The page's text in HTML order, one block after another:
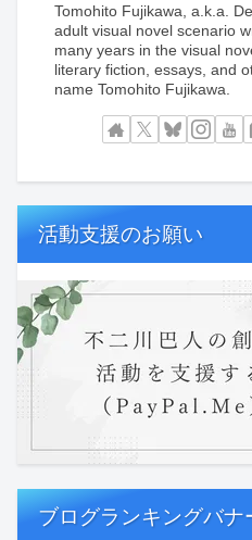
Tomohito Fujikawa, a.k.a.
adult visual novel scenario
many years in the visual
literary fiction, essays, and
name Tomohito Fujikawa.
活動支援のお願い
ブログランキングバナ